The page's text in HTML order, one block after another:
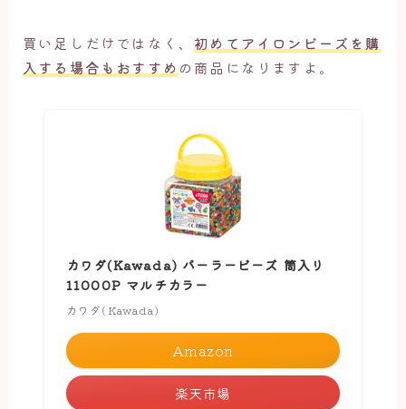
買い足しだけではなく、 初めてアイロンビーズを購
入する場合もおすすめ の商品になりますよ。
カワダ(Kawada) パーラービーズ 筒入り
11000P マルチカラー
カワダ(Kawada)
Amazon
楽天市場